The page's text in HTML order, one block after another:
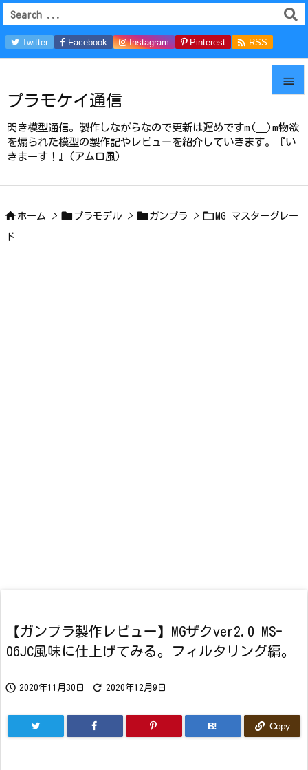
プラモケイ通信
閃き模型通信。製作しながらなので更新は遅めですm(__)m物欲
を煽られた模型の製作記やレビューを紹介していきます。『い
きまーす！』(アムロ風)

メニュ


Twitter Facebook Instagram Pinterest  RSS
 ホーム >  プラモデル >  ガンプラ > MG マスターグレー
ド
【ガンプラ製作レビュー】MGザクver2.0 MS-
06JC風味に仕上げてみる。フィルタリング編。
 2020年11月30日  2020年12月9日
B! Copy